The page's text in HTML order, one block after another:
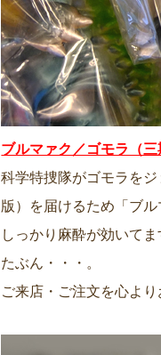
ブルマァク／ゴモラ（
科学特捜隊がゴモラを
版）を届けるため「ブ
しっかり麻酔が効いて
たぶん・・・。
ご来店・ご注文を心より